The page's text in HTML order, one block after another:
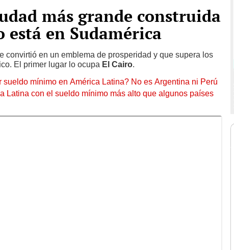
más grande construida
está en Sudamérica
convirtió en un emblema de prosperidad y que supera los
El primer lugar lo ocupa El Cairo.
mínimo en América Latina? No es Argentina ni Perú
Latina con el sueldo mínimo más alto que algunos países